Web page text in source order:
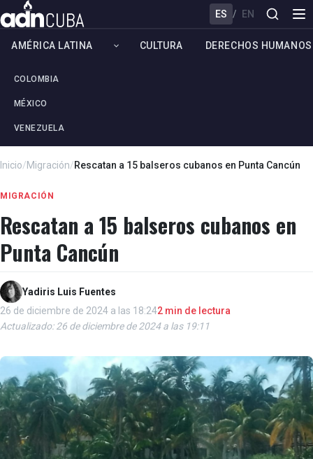
ES / EN
AMÉRICA LATINA
COLOMBIA
MÉXICO
VENEZUELA
CULTURA DERECHOS HUMANOS
Inicio/Migración/Rescatan a 15 balseros cubanos en Punta Cancún
MIGRACIÓN
Rescatan a 15 balseros cubanos en
Punta Cancún
Yadiris Luis Fuentes
26 de diciembre de 2024 a las 18:242 min de lectura
Actualizado: 26 de diciembre de 2024 a las 19:11